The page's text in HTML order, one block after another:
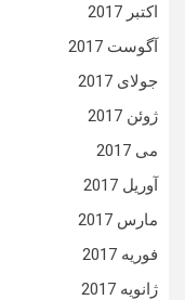
اکتبر 2017
آگوست 2017
جولای 2017
ژوئن 2017
می 2017
آوریل 2017
مارس 2017
فوریه 2017
ژانویه 2017